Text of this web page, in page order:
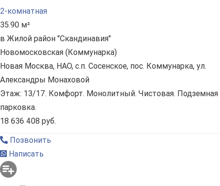
2-комнатная
35.90 м²
в Жилой район "Скандинавия"
Новомосковская (Коммунарка)
Новая Москва, НАО, с.п. Сосенское, пос. Коммунарка, ул.
Александры Монаховой
Этаж: 13/17. Комфорт. Монолитный. Чистовая. Подземная
парковка.
18 636 408 руб.
Позвонить
Написать